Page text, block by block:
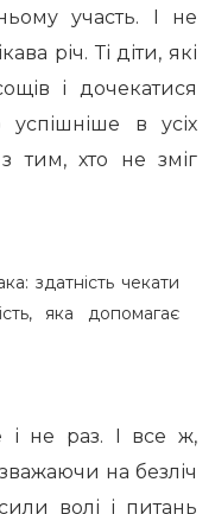
участь. І не
річ. Ті діти, які
і дочекатися
успішніше в усіх
тим, хто не зміг
здатність чекати
яка допомагає
не раз. І все ж,
на безліч
волі і питань